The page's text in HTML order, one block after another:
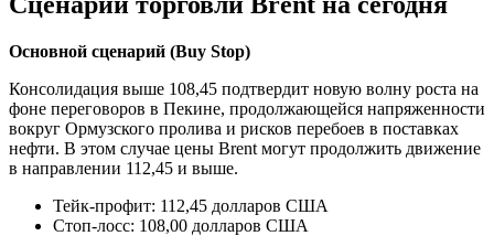
Основной сценарий (Buy Stop)
Консолидация выше 108,45 подтвердит новую волну роста на
фоне переговоров в Пекине, продолжающейся напряженности
вокруг Ормузского пролива и рисков перебоев в поставках
нефти. В этом случае цены Brent могут продолжить движение
в направлении 112,45 и выше.
Тейк-профит: 112,45 долларов США
Стоп-лосс: 108,00 долларов США